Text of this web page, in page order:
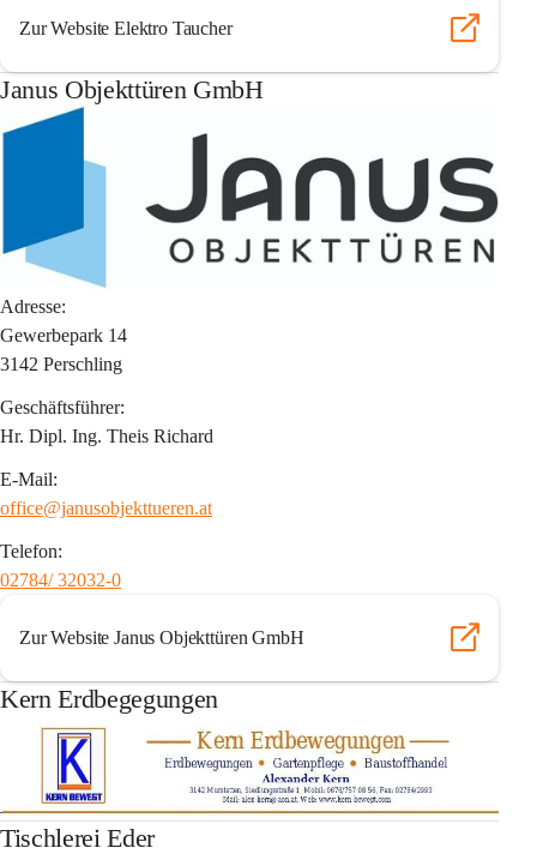
Zur Website Elektro Taucher
Janus Objekttüren GmbH
Adresse:
Gewerbepark 14
3142 Perschling
Geschäftsführer:
Hr. Dipl. Ing. Theis Richard
E-Mail:
office@janusobjekttueren.at
Telefon:
02784/ 32032-0
Zur Website Janus Objekttüren GmbH
Kern Erdbegegungen
Tischlerei Eder